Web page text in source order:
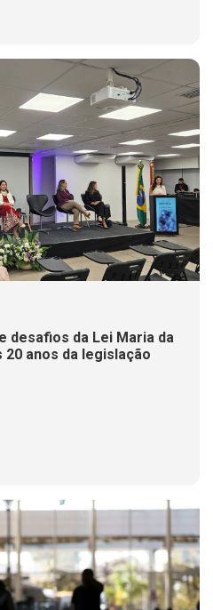
desafios da Lei Maria da
anos da legislação